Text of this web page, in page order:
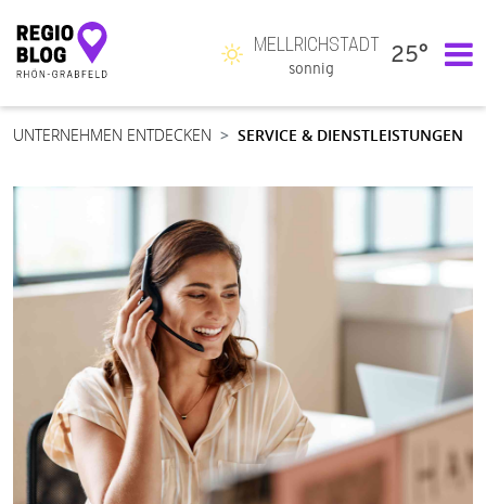
Hauptnavigation
MELLRICHSTADT
sonnig
25°
UNTERNEHMEN ENTDECKEN SERVICE & DIENSTLEISTUNGEN